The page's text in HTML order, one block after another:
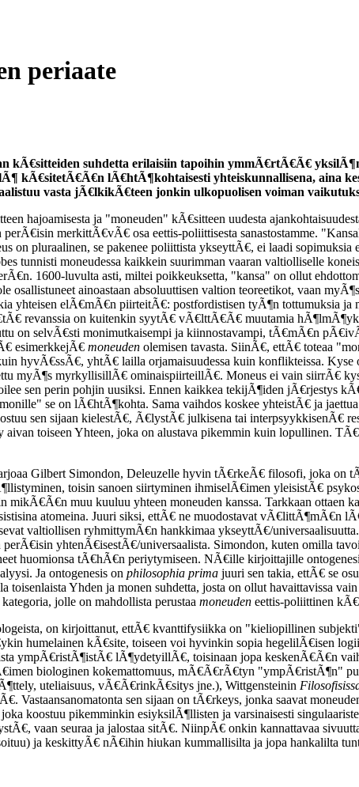
periaate
kÃ€sitteiden suhdetta erilaisiin tapoihin ymmÃ€rtÃ€Ã€
kÃ€sitetÃ€Ã€n lÃ€htÃ¶kohtaisesti yhteiskunnallisena, aina
vasta jÃ€lkikÃ€teen jonkin ulkopuolisen voiman
hajoamisesta ja "moneuden" kÃ€sitteen uudesta
merkittÃ€vÃ€ osa eettis-poliittisesta sanastostamme.
on pluraalinen, se pakenee poliittista ykseyttÃ€, ei laadi
tunnisti moneudessa kaikkein suurimman vaaran valtiolliselle
1600-luvulta asti, miltei poikkeuksetta, "kansa" on ollut
osallistuneet ainoastaan absoluuttisen valtion teoreetikot, vaan
yhteisen elÃ€mÃ€n piirteitÃ€: postfordistisen tyÃ¶n tottumuksia
revanssia on kuitenkin syytÃ€ vÃ€lttÃ€Ã€ muutamia
on selvÃ€sti monimutkaisempi ja kiinnostavampi, tÃ€mÃ€n
esimerkkejÃ€ moneuden olemisen tavasta. SiinÃ€, ettÃ€ toteaa
hyvÃ€ssÃ€, yhtÃ€ lailla orjamaisuudessa kuin konflikteissa. Kyse
myÃ¶s myrkyllisillÃ€ ominaispiirteillÃ€. Moneus ei vain siirrÃ€
sen perin pohjin uusiksi. Ennen kaikkea tekijÃ¶iden jÃ€rjestys
se on lÃ€htÃ¶kohta. Sama vaihdos koskee yhteistÃ€ ja
sen sijaan kielestÃ€, Ã€lystÃ€ julkisena tai interpsyykkisenÃ€
aivan toiseen Yhteen, joka on alustava pikemmin kuin lopullinen.
Gilbert Simondon, Deleuzelle hyvin tÃ€rkeÃ€ filosofi, joka on
toisin sanoen siirtyminen ihmiselÃ€imen yleisistÃ€
mikÃ€Ã€n muu kuuluu yhteen moneuden kanssa. Tarkkaan
atomeina. Juuri siksi, ettÃ€ ne muodostavat vÃ€littÃ¶mÃ€n
valtiollisen ryhmittymÃ€n hankkimaa ykseyttÃ€/universaalisuutta.
yhtenÃ€isestÃ€/universaalista. Simondon, kuten omilla
huomionsa tÃ€hÃ€n periytymiseen. NÃ€ille kirjoittajille
Ja ontogenesis on philosophia prima juuri sen takia, ettÃ€ se
toisenlaista Yhden ja monen suhdetta, josta on ollut havaittavissa
jolle on mahdollista perustaa moneuden eettis-poliittinen
on kirjoittanut, ettÃ€ kvanttifysiikka on "kieliopillinen
humelainen kÃ€site, toiseen voi hyvinkin sopia hegelilÃ€isen
ympÃ€ristÃ¶istÃ€ lÃ¶ydetyillÃ€, toisinaan jopa keskenÃ€Ã€n
biologinen kokemattomuus, mÃ€Ã€rÃ€tyn "ympÃ€ristÃ¶n"
uteliaisuus, vÃ€Ã€rinkÃ€sitys jne.), Wittgensteinin
Vastaansanomatonta sen sijaan on tÃ€rkeys, jonka saavat
koostuu pikemminkin esiyksilÃ¶llisten ja varsinaisesti
vaan seuraa ja jalostaa sitÃ€. NiinpÃ€ onkin kannattavaa
ja keskittyÃ€ nÃ€ihin hiukan kummallisilta ja jopa hankalilta